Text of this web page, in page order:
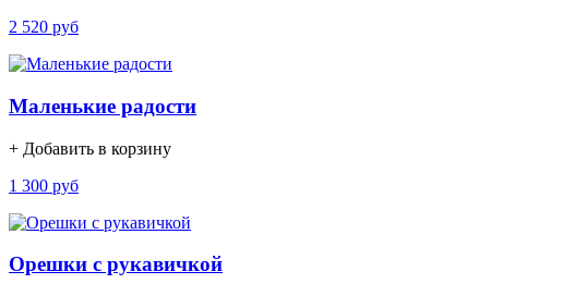
2 520 руб
Маленькие радости
+ Добавить в корзину
1 300 руб
Орешки с рукавичкой